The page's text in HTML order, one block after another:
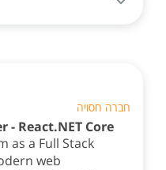
חברה חסויה
- React.NET Core
as a Full Stack
web